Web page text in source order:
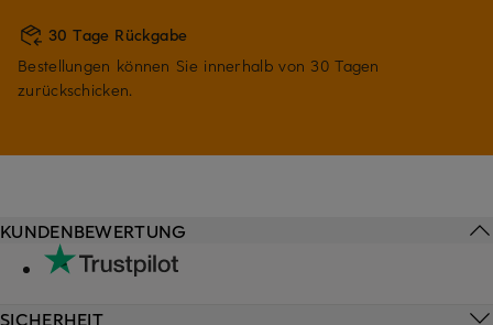
30 Tage Rückgabe
Bestellungen können Sie innerhalb von 30 Tagen
zurückschicken.
KUNDENBEWERTUNG
SICHERHEIT